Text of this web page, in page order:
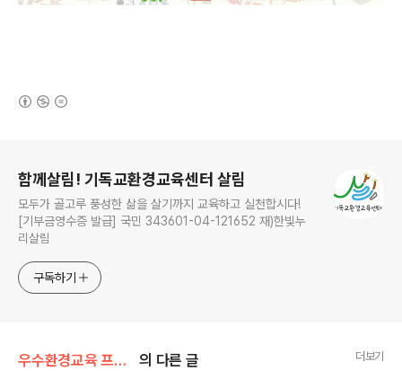
함께살림! 기독교환경교육센터 살림
모두가 골고루 풍성한 삶을 살기까지 교육하고 실천합시다!
[기부금영수증 발급] 국민 343601-04-121652 재)한빛누
리살림
구독하기
우수환경교육 프로그램/지구돌봄서클 의 다른 글 더보기